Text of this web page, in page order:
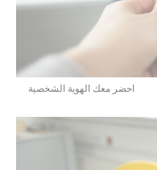
احضر معك الهوية الشخصية